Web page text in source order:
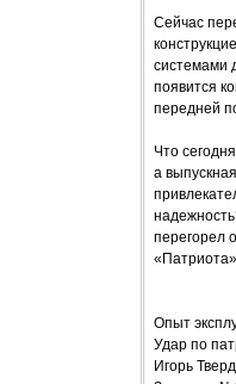
Сейчас
системами
появится
передней
Что
а
перегорел
Опыт
Удар по
Игорь